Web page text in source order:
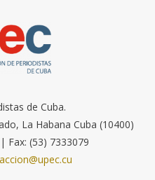
de Cuba.
La Habana Cuba (10400)
Fax: (53) 7333079